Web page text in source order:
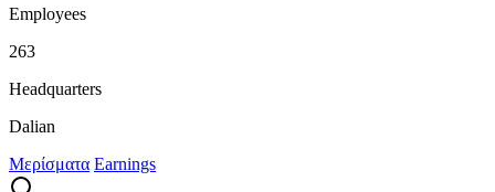
Employees
263
Headquarters
Dalian
Μερίσματα Earnings